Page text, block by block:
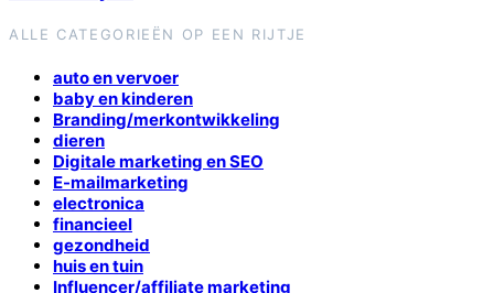
ALLE CATEGORIEËN OP EEN RIJTJE
auto en vervoer
baby en kinderen
Branding/merkontwikkeling
dieren
Digitale marketing en SEO
E-mailmarketing
electronica
financieel
gezondheid
huis en tuin
Influencer/affiliate marketing